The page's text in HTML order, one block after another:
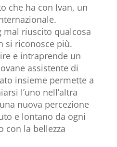
che ha con Ivan, un
mal riuscito qualcosa
si riconosce più.
e intraprende un
assistente di
insieme permette a
l’uno nell’altra
nuova percezione
e lontano da ogni
con la bellezza